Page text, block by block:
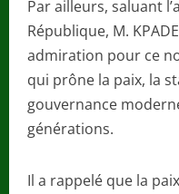
Par ailleurs, saluant
République, M.
admiration pour ce
qui prône la paix, la
gouvernance
générations.
Il a rappelé que la